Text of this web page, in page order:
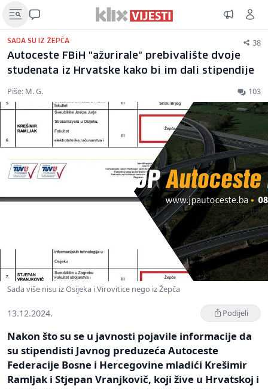
SADA SU IZ ŽEPČA 38
Autoceste FBiH "ažurirale" prebivalište dvoje
studenata iz Hrvatske kako bi im dali stipendije
Piše: M. G. 103
Sada više nisu iz Osijeka i Virovitice nego iz Žepča
13.12.2024. Podijeli
Nakon što su se u javnosti pojavile informacije da
su stipendisti Javnog preduzeća Autoceste
Federacije Bosne i Hercegovine mladići Krešimir
Ramljak i Stjepan Vranjkovič, koji žive u Hrvatskoj i